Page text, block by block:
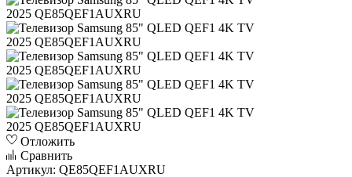
Отложить
Сравнить
Артикул: QE85QEF1AUXRU